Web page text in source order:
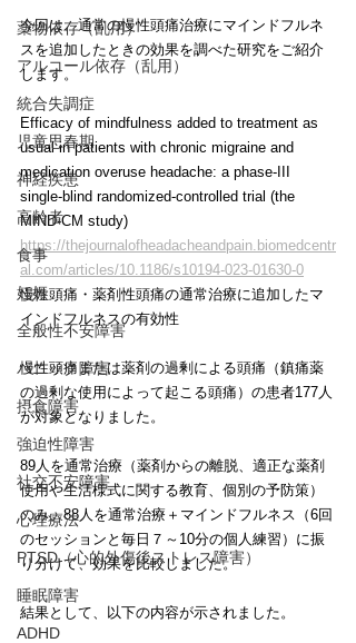
薬物依存（乱用）
アルコール依存（乱用）
統合失調症
児童思春期
神経疾患
高齢者
食事
妊娠
全般性不安障害
パニック障害
摂食障害
強迫性障害
社交不安障害
心理療法
PTSD（心的外傷後ストレス障害）
睡眠障害
ADHD
今回は、通常の慢性頭痛治療にマインドフルネ
スを追加したときの効果を調べた研究をご紹介
します。
Efficacy of mindfulness added to treatment as
usual in patients with chronic migraine and
medication overuse headache: a phase-III
single-blind randomized-controlled trial (the
MIND-CM study)
https://thejournalofheadacheandpain.biomedcentr
al.com/articles/10.1186/s10194-023-01630-0
慢性頭痛・薬剤性頭痛の通常治療に追加したマ
インドフルネスの有効性
慢性頭痛または薬剤の過剰による頭痛（鎮痛薬
の過剰な使用によって起こる頭痛）の患者177人
が対象となりました。
89人を通常治療（薬剤からの離脱、適正な薬剤
使用や生活様式に関する教育、個別の予防策）
のみ、88人を通常治療＋マインドフルネス（6回
のセッションと毎日７～10分の個人練習）に振
り分けて、効果を比較しました。
結果として、以下の内容が示されました。